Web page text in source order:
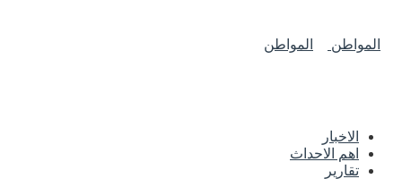
الاخبار
اهم الاحداث
تقارير